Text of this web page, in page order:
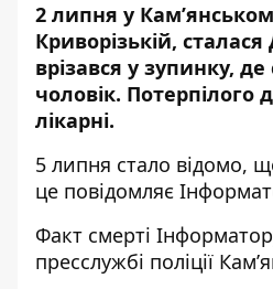
2 липня у
Криворізькій,
врізався у зупинку,
чоловік. Потерпілого
лікарні.
5 липня стало відомо,
це повідомляє
Факт смерті
пресслужбі поліції